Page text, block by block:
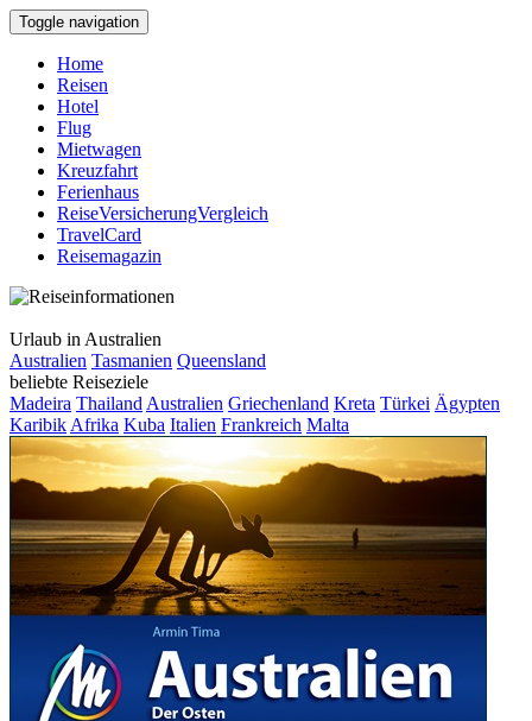
Toggle navigation
Home
Reisen
Hotel
Flug
Mietwagen
Kreuzfahrt
Ferienhaus
ReiseVersicherungVergleich
TravelCard
Reisemagazin
Urlaub in Australien
Australien Tasmanien Queensland
beliebte Reiseziele
Madeira Thailand Australien Griechenland Kreta Türkei Ägypten
Karibik Afrika Kuba Italien Frankreich Malta